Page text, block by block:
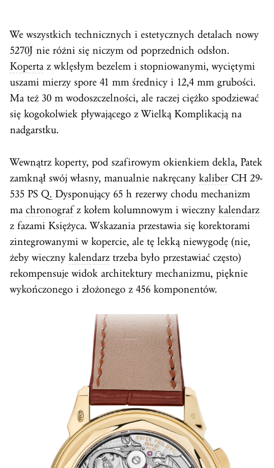
We wszystkich technicznych i estetycznych detalach nowy
5270J nie różni się niczym od poprzednich odsłon.
Koperta z wklęsłym bezelem i stopniowanymi, wyciętymi
uszami mierzy spore 41 mm średnicy i 12,4 mm grubości.
Ma też 30 m wodoszczelności, ale raczej ciężko spodziewać
się kogokolwiek pływającego z Wielką Komplikacją na
nadgarstku.
Wewnątrz koperty, pod szafirowym okienkiem dekla, Patek
zamknął swój własny, manualnie nakręcany kaliber CH 29-
535 PS Q. Dysponujący 65 h rezerwy chodu mechanizm
ma chronografz kołem kolumnowym i wieczny kalendarz
z fazami Księżyca. Wskazania przestawia się korektorami
zintegrowanymi w kopercie, ale tę lekką niewygodę (nie,
żeby wieczny kalendarz trzeba było przestawiać często)
rekompensuje widok architektury mechanizmu, pięknie
wykończonego i złożonego z 456 komponentów.